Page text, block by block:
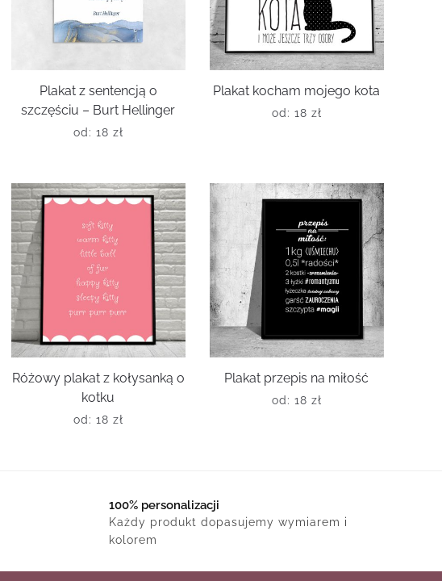
Plakat z sentencją o
szczęściu – Burt Hellinger
od: 18 zł
Plakat kocham mojego kota
od: 18 zł
Różowy plakat z kołysanką o
kotku
od: 18 zł
Plakat przepis na miłość
od: 18 zł
100% personalizacji
Każdy produkt dopasujemy wymiarem i
kolorem